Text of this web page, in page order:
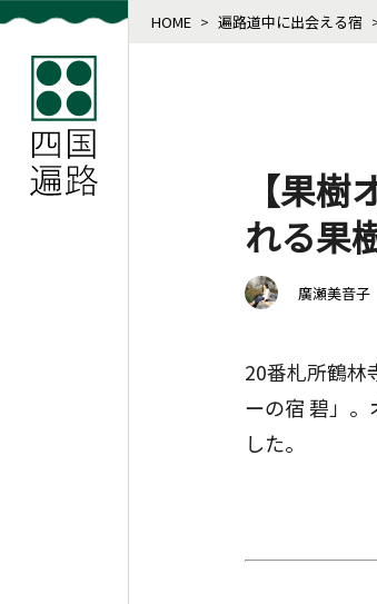
HOME > 遍路道中に出会える宿
【果
れる果
廣瀬美音子
20番札所鶴林
ーの宿 碧」
した。